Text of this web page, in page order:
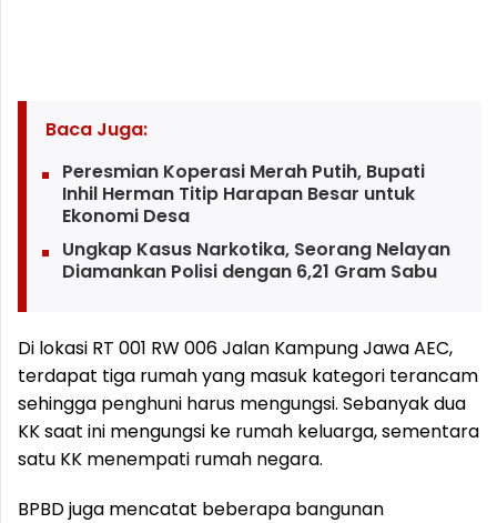
Baca Juga:
Peresmian Koperasi Merah Putih, Bupati
Inhil Herman Titip Harapan Besar untuk
Ekonomi Desa
Ungkap Kasus Narkotika, Seorang Nelayan
Diamankan Polisi dengan 6,21 Gram Sabu
Di lokasi RT 001 RW 006 Jalan Kampung Jawa AEC,
terdapat tiga rumah yang masuk kategori terancam
sehingga penghuni harus mengungsi. Sebanyak dua
KK saat ini mengungsi ke rumah keluarga, sementara
satu KK menempati rumah negara.
BPBD juga mencatat beberapa bangunan